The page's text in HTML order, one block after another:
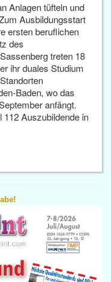
Anlagen tüfteln und
Ausbildungsstart
ersten beruflichen
des
treten 18
ihr duales Studium
Baden, wo das
anfängt.
112 Auszubildende in